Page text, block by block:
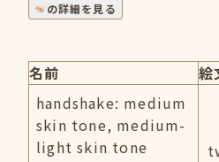
の詳細を見る
名前
絵
handshake: medium
skin tone, medium-
light skin tone